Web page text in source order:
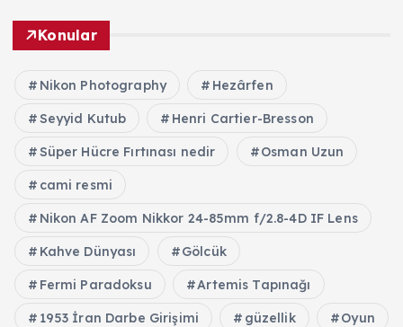
Konular
Nikon Photography Hezârfen
Seyyid Kutub Henri Cartier-Bresson
Süper Hücre Fırtınası nedir Osman Uzun
cami resmi
Nikon AF Zoom Nikkor 24-85mm f/2.8-4D IF Lens
Kahve Dünyası Gölcük
Fermi Paradoksu Artemis Tapınağı
1953 İran Darbe Girişimi güzellik Oyun